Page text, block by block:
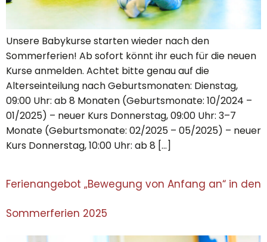
Unsere Babykurse starten wieder nach den
Sommerferien! Ab sofort könnt ihr euch für die neuen
Kurse anmelden. Achtet bitte genau auf die
Alterseinteilung nach Geburtsmonaten: Dienstag,
09:00 Uhr: ab 8 Monaten (Geburtsmonate: 10/2024 –
01/2025) – neuer Kurs Donnerstag, 09:00 Uhr: 3–7
Monate (Geburtsmonate: 02/2025 – 05/2025) – neuer
Kurs Donnerstag, 10:00 Uhr: ab 8 […]
Ferienangebot „Bewegung von Anfang an“ in den
Sommerferien 2025